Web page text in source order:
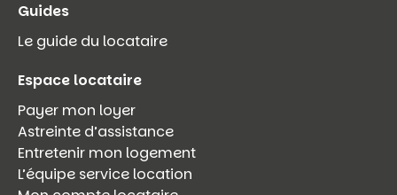
Guides
Le guide du locataire
Espace locataire
Payer mon loyer
Astreinte d’assistance
Entretenir mon logement
L’équipe service location